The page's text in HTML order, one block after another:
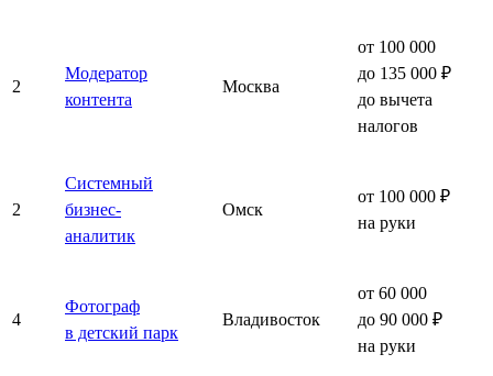
2
Модератор
контента
Москва
от 100 000
до 135 000 ₽
до вычета
налогов
2
Системный
бизнес-
аналитик
Омск
от 100 000 ₽
на руки
4
Фотограф
в детский парк
Владивосток
от 60 000
до 90 000 ₽
на руки